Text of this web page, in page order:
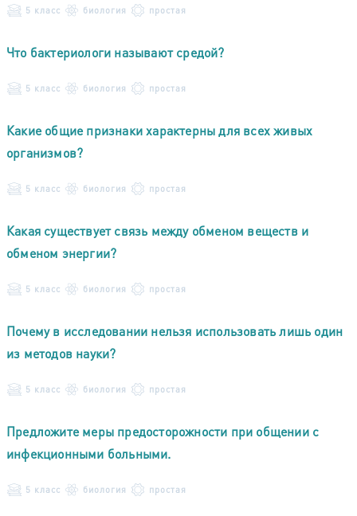
5 класс биология простая
Что бактериологи называют средой?
5 класс биология простая
Какие общие признаки характерны для всех живых
организмов?
5 класс биология простая
Какая существует связь между обменом веществ и
обменом энергии?
5 класс биология простая
Почему в исследовании нельзя использовать лишь один
из методов науки?
5 класс биология простая
Предложите меры предосторожности при общении с
инфекционными больными.
5 класс биология простая